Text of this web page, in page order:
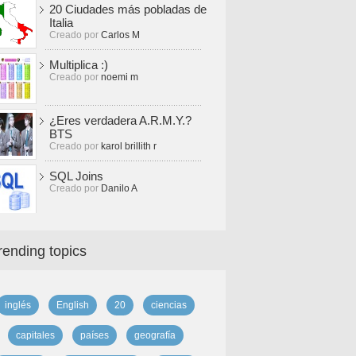
20 Ciudades más pobladas de
Italia
Creado por Carlos M
Multiplica :)
Creado por noemi m
¿Eres verdadera A.R.M.Y.?
BTS
Creado por karol brillith r
SQL Joins
Creado por Danilo A
topics
inglés English 20 ciencias
capitales países geografía